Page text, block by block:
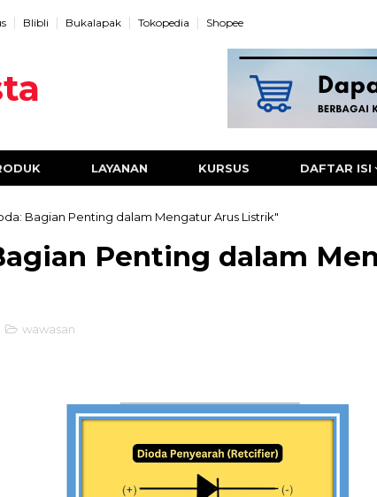
Blibli Bukalapak Tokopedia Shopee
LAYANAN KURSUS DAFTAR ISI
Bagian Penting dalam Mengatur Arus Listrik"
Penting dalam
wawasan